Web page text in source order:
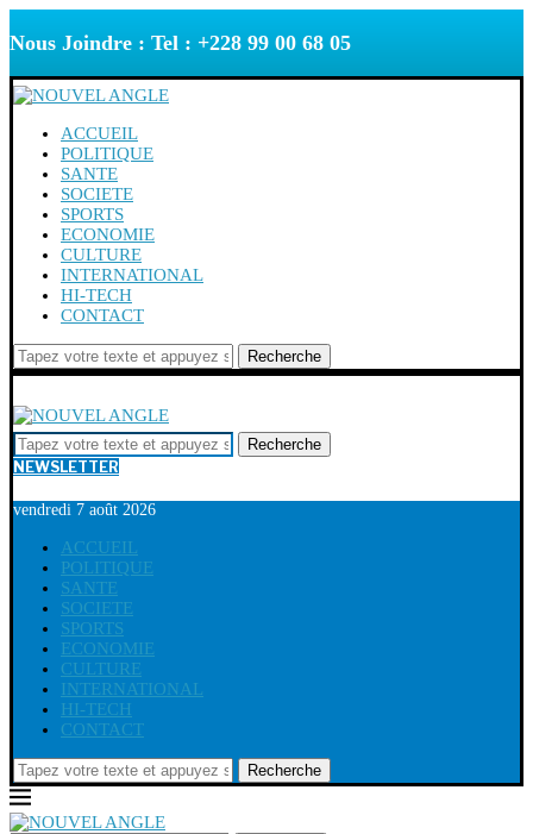
Nous Joindre : Tel : +228 99 00 68 05
ACCUEIL
POLITIQUE
SANTE
SOCIETE
SPORTS
ECONOMIE
CULTURE
INTERNATIONAL
HI-TECH
CONTACT
Recherche
Recherche
NEWSLETTER
vendredi 7 août 2026
ACCUEIL
POLITIQUE
SANTE
SOCIETE
SPORTS
ECONOMIE
CULTURE
INTERNATIONAL
HI-TECH
CONTACT
Recherche